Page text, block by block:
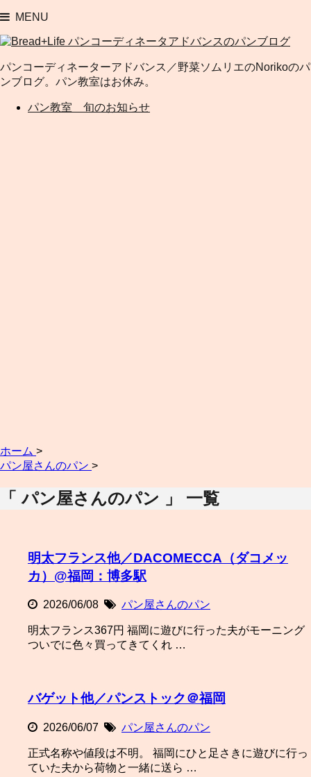
MENU
パンコーディネーターアドバンス／野菜ソムリエのNorikoのパ
ンブログ。パン教室はお休み。
パン教室 旬のお知らせ
ホーム >
パン屋さんのパン >
「 パン屋さんのパン 」 一覧
明太フランス他／DACOMECCA（ダコメッ
カ）@福岡：博多駅
2026/06/08 パン屋さんのパン
明太フランス367円 福岡に遊びに行った夫がモーニング
ついでに色々買ってきてくれ …
バゲット他／パンストック＠福岡
2026/06/07 パン屋さんのパン
正式名称や値段は不明。 福岡にひと足さきに遊びに行っ
ていた夫から荷物と一緒に送ら …